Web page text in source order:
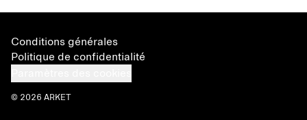
Conditions générales
Politique de confidentialité
© 2026 ARKET